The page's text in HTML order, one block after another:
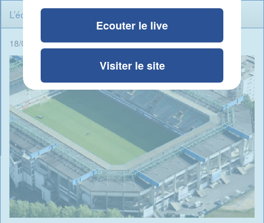
Ecouter le live
Visiter le site
L’éclairage du stade Dugauguez va basculer en LED
18/02/2026 - 08:00 -Rédigé par René Ait Braham